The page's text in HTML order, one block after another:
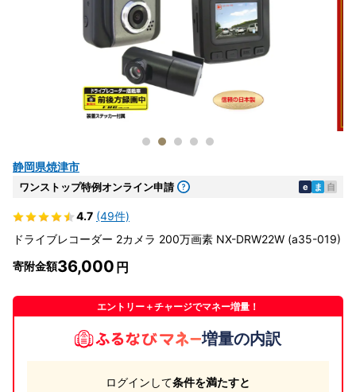
静岡県焼津市
ワンストップ特例オンライン申請 e ま 自
4.7 (49件)
ドライブレコーダー 2カメラ 200万画素 NX-DRW22W (a35-019)
寄附金額36,000
エントリー＋チャージでマネー増量！
増量の内訳
ログインして条件を満たすと